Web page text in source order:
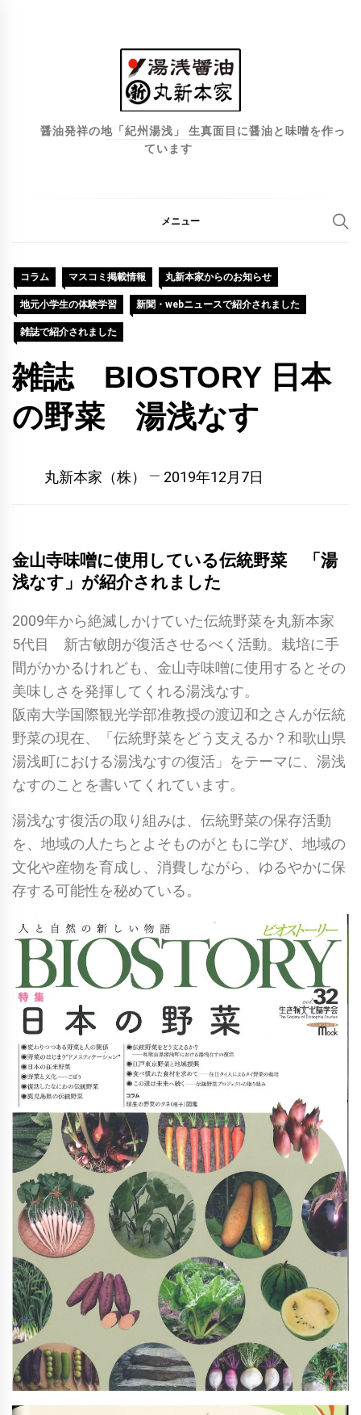
醤油発祥の地「紀州湯浅」 生真面目に醤油と味噌を作っ
ています
メニュー
コラム マスコミ掲載情報 丸新本家からのお知らせ
地元小学生の体験学習 新聞・webニュースで紹介されました
雑誌で紹介されました
雑誌 BIOSTORY 日本
の野菜 湯浅なす
丸新本家（株） 2019年12月7日
金山寺味噌に使用している伝統野菜 「湯
浅なす」が紹介されました
2009年から絶滅しかけていた伝統野菜を丸新本家
5代目 新古敏朗が復活させるべく活動。栽培に手
間がかかるけれども、金山寺味噌に使用するとその
美味しさを発揮してくれる湯浅なす。
阪南大学国際観光学部准教授の渡辺和之さんが伝統
野菜の現在、「伝統野菜をどう支えるか？和歌山県
湯浅町における湯浅なすの復活」をテーマに、湯浅
なすのことを書いてくれています。
湯浅なす復活の取り組みは、伝統野菜の保存活動
を、地域の人たちとよそものがともに学び、地域の
文化や産物を育成し、消費しながら、ゆるやかに保
存する可能性を秘めている。